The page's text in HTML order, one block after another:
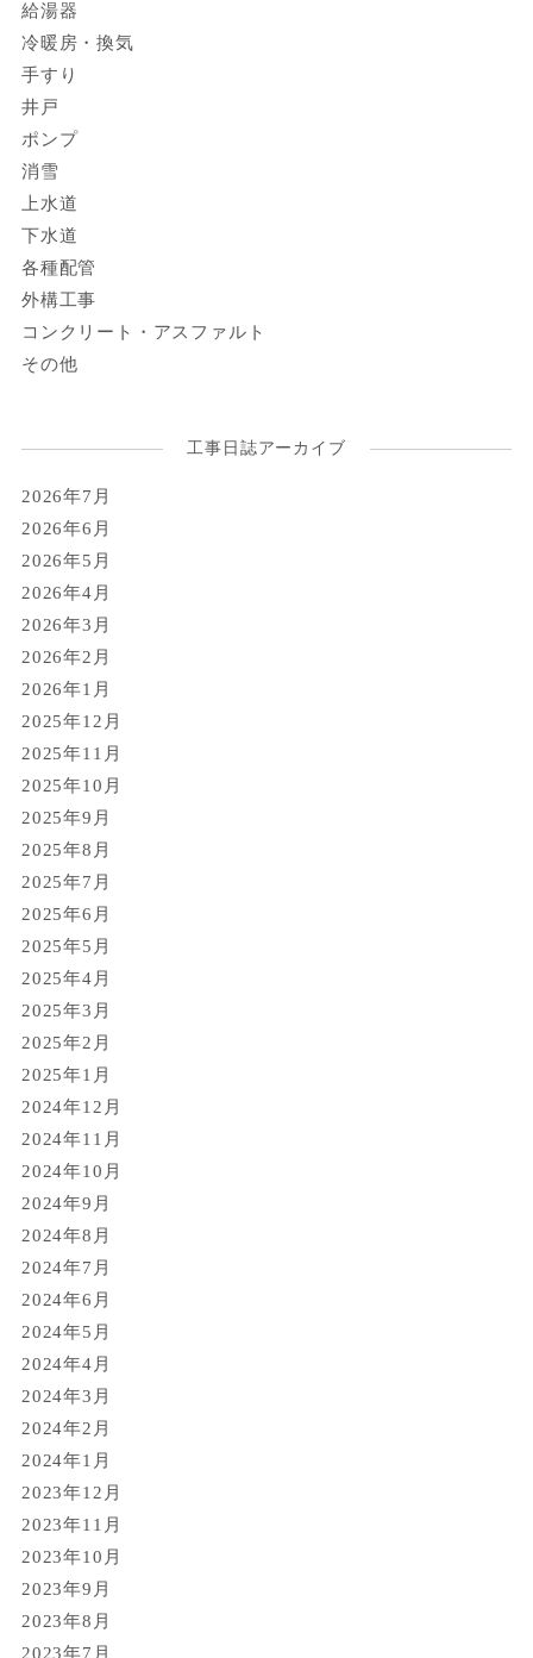
給湯器
冷暖房・換気
手すり
井戸
ポンプ
消雪
上水道
下水道
各種配管
外構工事
コンクリート・アスファルト
その他
工事日誌アーカイブ
2026年7月
2026年6月
2026年5月
2026年4月
2026年3月
2026年2月
2026年1月
2025年12月
2025年11月
2025年10月
2025年9月
2025年8月
2025年7月
2025年6月
2025年5月
2025年4月
2025年3月
2025年2月
2025年1月
2024年12月
2024年11月
2024年10月
2024年9月
2024年8月
2024年7月
2024年6月
2024年5月
2024年4月
2024年3月
2024年2月
2024年1月
2023年12月
2023年11月
2023年10月
2023年9月
2023年8月
2023年7月